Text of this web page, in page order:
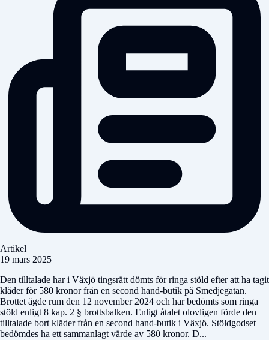
Artikel
19 mars 2025
Den tilltalade har i Växjö tingsrätt dömts för ringa stöld efter att ha tagit
kläder för 580 kronor från en second hand-butik på Smedjegatan.
Brottet ägde rum den 12 november 2024 och har bedömts som ringa
stöld enligt 8 kap. 2 § brottsbalken. Enligt åtalet olovligen förde den
tilltalade bort kläder från en second hand-butik i Växjö. Stöldgodset
bedömdes ha ett sammanlagt värde av 580 kronor. D...